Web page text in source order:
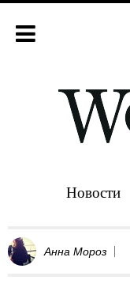
Новости
Анна Мороз